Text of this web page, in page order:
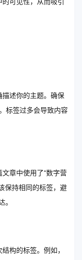
述你的主题。确保
标签过多会导致内容
章中使用了“数字营
保持相同的标签，避
。
构的标签。例如，